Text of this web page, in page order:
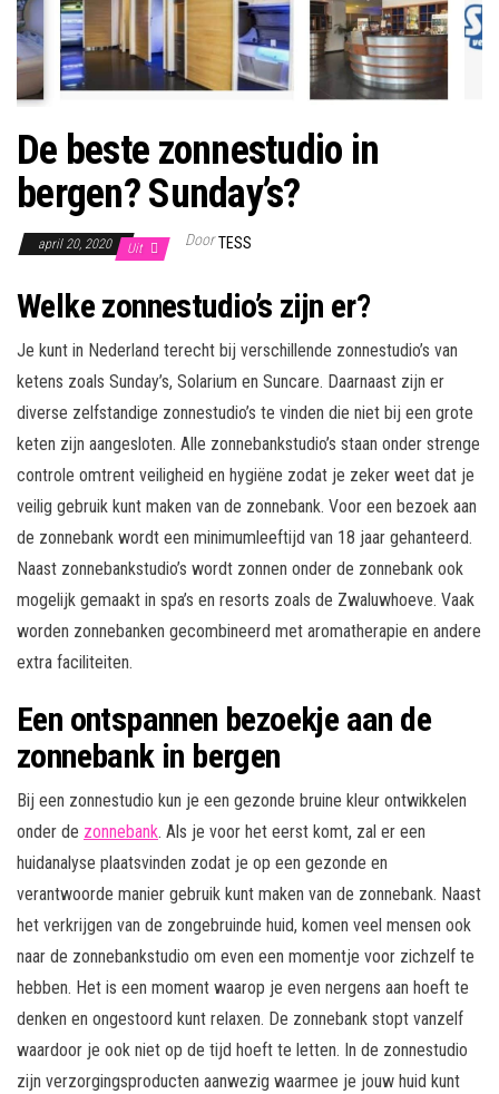
De beste zonnestudio in
bergen? Sunday’s?
april 20, 2020 Uit Door TESS
Welke zonnestudio’s zijn er?
Je kunt in Nederland terecht bij verschillende zonnestudio’s van
ketens zoals Sunday’s, Solarium en Suncare. Daarnaast zijn er
diverse zelfstandige zonnestudio’s te vinden die niet bij een grote
keten zijn aangesloten. Alle zonnebankstudio’s staan onder strenge
controle omtrent veiligheid en hygiëne zodat je zeker weet dat je
veilig gebruik kunt maken van de zonnebank. Voor een bezoek aan
de zonnebank wordt een minimumleeftijd van 18 jaar gehanteerd.
Naast zonnebankstudio’s wordt zonnen onder de zonnebank ook
mogelijk gemaakt in spa’s en resorts zoals de Zwaluwhoeve. Vaak
worden zonnebanken gecombineerd met aromatherapie en andere
extra faciliteiten.
Een ontspannen bezoekje aan de
zonnebank in bergen
Bij een zonnestudio kun je een gezonde bruine kleur ontwikkelen
onder de zonnebank. Als je voor het eerst komt, zal er een
huidanalyse plaatsvinden zodat je op een gezonde en
verantwoorde manier gebruik kunt maken van de zonnebank. Naast
het verkrijgen van de zongebruinde huid, komen veel mensen ook
naar de zonnebankstudio om even een momentje voor zichzelf te
hebben. Het is een moment waarop je even nergens aan hoeft te
denken en ongestoord kunt relaxen. De zonnebank stopt vanzelf
waardoor je ook niet op de tijd hoeft te letten. In de zonnestudio
zijn verzorgingsproducten aanwezig waarmee je jouw huid kunt